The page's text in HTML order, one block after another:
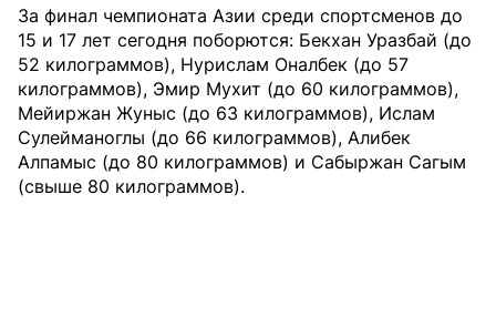
За финал чемпионата Азии среди спортсменов до
15 и 17 лет сегодня поборются: Бекхан Уразбай (до
52 килограммов), Нурислам Оналбек (до 57
килограммов), Эмир Мухит (до 60 килограммов),
Мейиржан Жуныс (до 63 килограммов), Ислам
Сулейманоглы (до 66 килограммов), Алибек
Алпамыс (до 80 килограммов) и Сабыржан Сагым
(свыше 80 килограммов).